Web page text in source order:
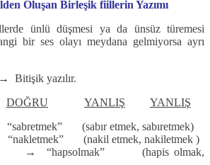
Oluşan Birleşik fiillerin Yazımı
ünlü düşmesi ya da ünsüz türemesi
bir ses olayı meydana gelmiyorsa ayrı
Bitişik yazılır.
DOĞRU
YANLIŞ
YANLIŞ
(sabır etmek, sabıretmek)
(nakil etmek, nakiletmek )
“hapsolmak” (hapis olmak,